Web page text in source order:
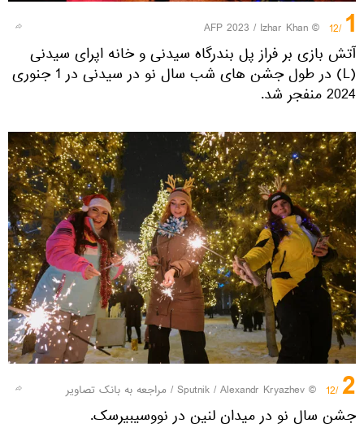
1
/12
© AFP 2023 / Izhar Khan
آتش بازی بر فراز پل بندرگاه سیدنی و خانه اپرای سیدنی
(L) در طول جشن های شب سال نو در سیدنی در 1 جنوری
2024 منفجر شد.
2
/12
© Sputnik / Alexandr Kryazhev
/ مراجعه به بانک تصاویر
جشن سال نو در میدان لنین در نووسیبیرسک.